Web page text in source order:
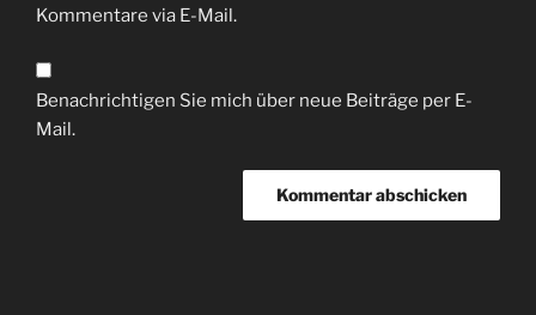
Kommentare via E-Mail.
Benachrichtigen Sie mich über neue Beiträge per E-
Mail.